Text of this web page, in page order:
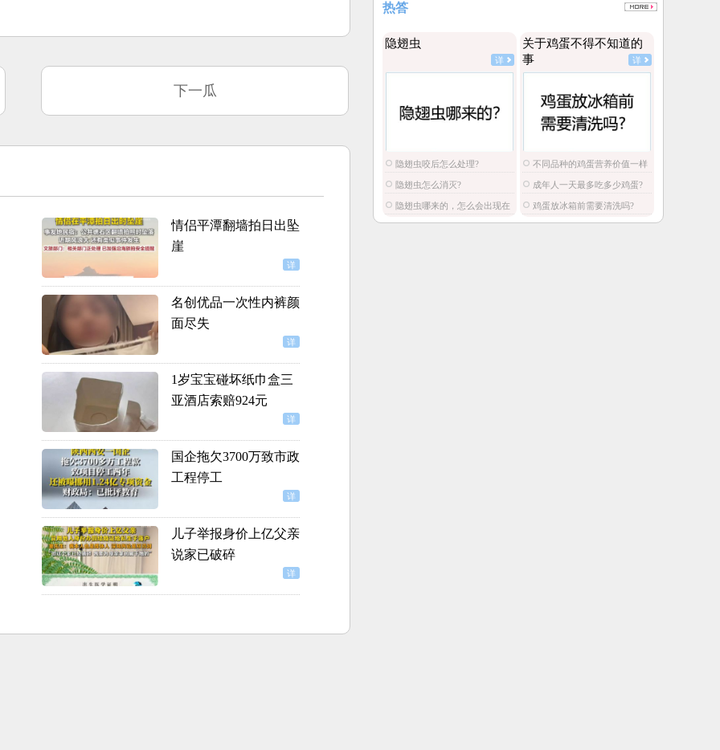
下一瓜
情侣平潭翻墙拍日出坠
崖
详
名创优品一次性内裤颜
面尽失
详
1岁宝宝碰坏纸巾盒三
亚酒店索赔924元
详
国企拖欠3700万致市政
工程停工
详
儿子举报身价上亿父亲
说家已破碎
详
热答
隐翅虫
详
隐翅虫咬后怎么处理?
隐翅虫怎么消灭?
隐翅虫哪来的，怎么会出现在
家里?
关于鸡蛋不得不知道的
事
详
不同品种的鸡蛋营养价值一样
吗? 成年人一天最多吃多少鸡蛋?
鸡蛋放冰箱前需要清洗吗?